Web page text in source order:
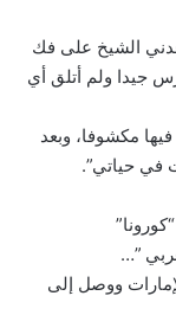
الشيخ على فك
جيدا ولم أتلق أي
مكشوفا، وبعد
في حياتي”.
”…
ووصل إلى